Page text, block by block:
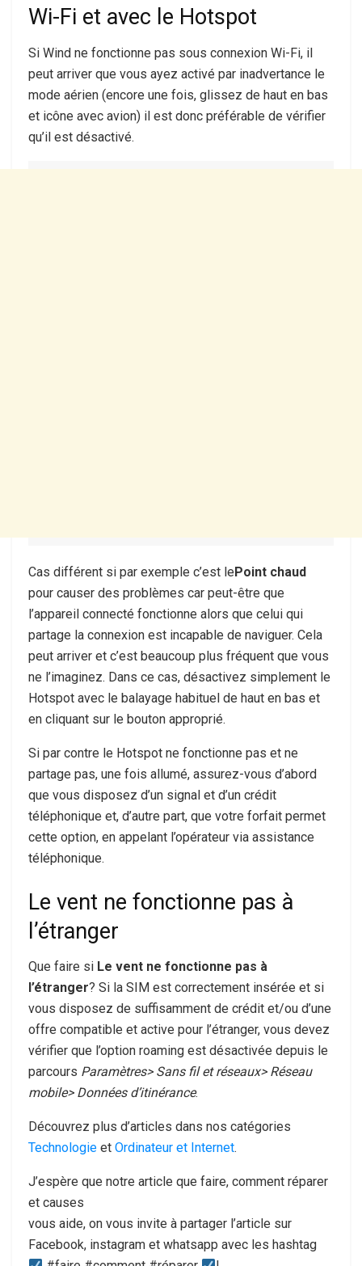
Wi-Fi et avec le Hotspot
Si Wind ne fonctionne pas sous connexion Wi-Fi, il
peut arriver que vous ayez activé par inadvertance le
mode aérien (encore une fois, glissez de haut en bas
et icône avec avion) ​​il est donc préférable de vérifier
qu’il est désactivé.
Cas différent si par exemple c’est lePoint chaud
pour causer des problèmes car peut-être que
l’appareil connecté fonctionne alors que celui qui
partage la connexion est incapable de naviguer. Cela
peut arriver et c’est beaucoup plus fréquent que vous
ne l’imaginez. Dans ce cas, désactivez simplement le
Hotspot avec le balayage habituel de haut en bas et
en cliquant sur le bouton approprié.
Si par contre le Hotspot ne fonctionne pas et ne
partage pas, une fois allumé, assurez-vous d’abord
que vous disposez d’un signal et d’un crédit
téléphonique et, d’autre part, que votre forfait permet
cette option, en appelant l’opérateur via assistance
téléphonique.
Le vent ne fonctionne pas à
l’étranger
Que faire si Le vent ne fonctionne pas à
l’étranger? Si la SIM est correctement insérée et si
vous disposez de suffisamment de crédit et/ou d’une
offre compatible et active pour l’étranger, vous devez
vérifier que l’option roaming est désactivée depuis le
parcours Paramètres> Sans fil et réseaux> Réseau
mobile> Données d’itinérance.
Découvrez plus d’articles dans nos catégories
Technologie et Ordinateur et Internet.
J’espère que notre article que faire, comment réparer
et causes
vous aide, on vous invite à partager l’article sur
Facebook, instagram et whatsapp avec les hashtag